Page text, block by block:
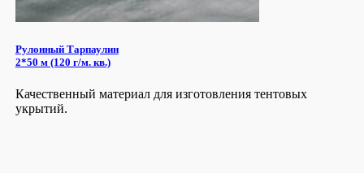
Рулонный Тарпаулин
2*50 м (120 г/м. кв.)
Качественный материал для изготовления тентовых
укрытий.